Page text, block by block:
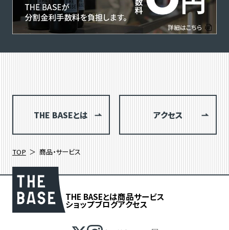
THE BASEとは アクセス
TOP 商品・サービス
THE BASEとは商品サービス
ショップブログアクセス